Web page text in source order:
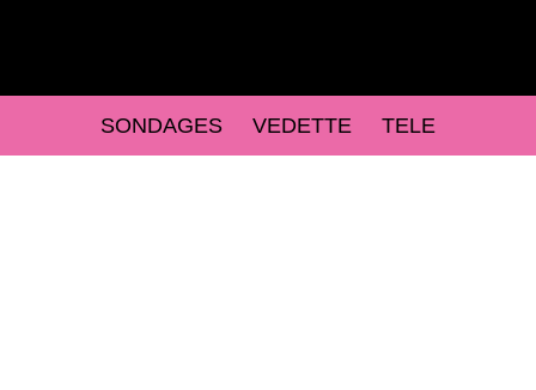
SONDAGES VEDETTE TELE